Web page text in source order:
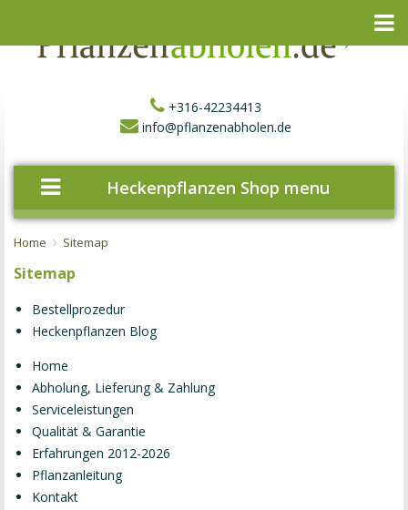
+316-42234413
info@pflanzenabholen.de
Heckenpflanzen Shop menu
Home Sitemap
Sitemap
Bestellprozedur
Heckenpflanzen Blog
Home
Abholung, Lieferung & Zahlung
Serviceleistungen
Qualität & Garantie
Erfahrungen 2012-2026
Pflanzanleitung
Kontakt